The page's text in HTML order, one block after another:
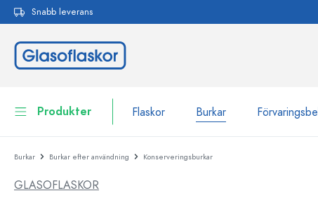
Hoppa till huvudnavigering
Snabb leverans
Produkter Flaskor Burkar
Flaskor Till kategori Flaskor
Burkar Burkar efter användning Konserveringsburkar
GLASOFLASKOR